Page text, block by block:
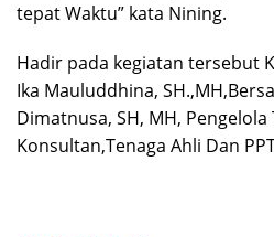
tepat Waktu” kata Nining.
Hadir pada kegiatan tersebut
Ika Mauluddhina,
Dimatnusa, SH, MH, Pengelola
Konsultan,Tenaga Ahli Dan